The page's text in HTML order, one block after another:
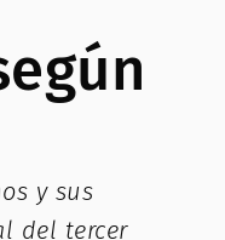
y sus
del tercer